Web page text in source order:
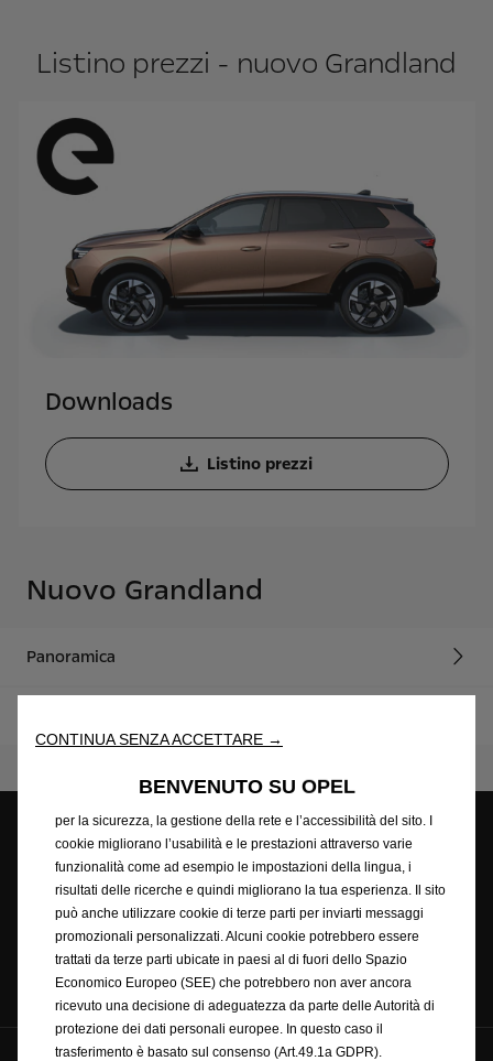
Listino prezzi - nuovo Grandland
Downloads
Listino prezzi
Nuovo Grandland
Panoramica
Configuratore
Trova il
concessionario
Prenota un test
drive
Richiedi un
preventivo
Listino prezzi Newsletter
CONTINUA SENZA ACCETTARE →
BENVENUTO SU OPEL
I cookie ci permettono di garantire le funzionalità fondamentali
per la sicurezza, la gestione della rete e l’accessibilità del sito. I
cookie migliorano l’usabilità e le prestazioni attraverso varie
funzionalità come ad esempio le impostazioni della lingua, i
risultati delle ricerche e quindi migliorano la tua esperienza. Il sito
può anche utilizzare cookie di terze parti per inviarti messaggi
promozionali personalizzati. Alcuni cookie potrebbero essere
trattati da terze parti ubicate in paesi al di fuori dello Spazio
Economico Europeo (SEE) che potrebbero non aver ancora
ricevuto una decisione di adeguatezza da parte delle Autorità di
protezione dei dati personali europee. In questo caso il
trasferimento è basato sul consenso (Art.49.1a GDPR).